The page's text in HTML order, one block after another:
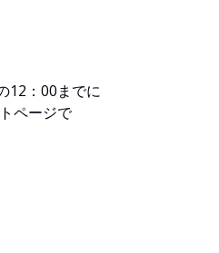
12：00までに
ページで